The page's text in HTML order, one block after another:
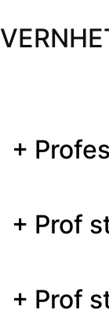
+
+ Prof
+ Prof